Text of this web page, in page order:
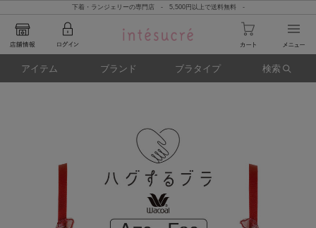
下着・ランジェリーの専門店 - 5,500円以上で送料無料 -
アイテム ブランド ブラタイプ 検索